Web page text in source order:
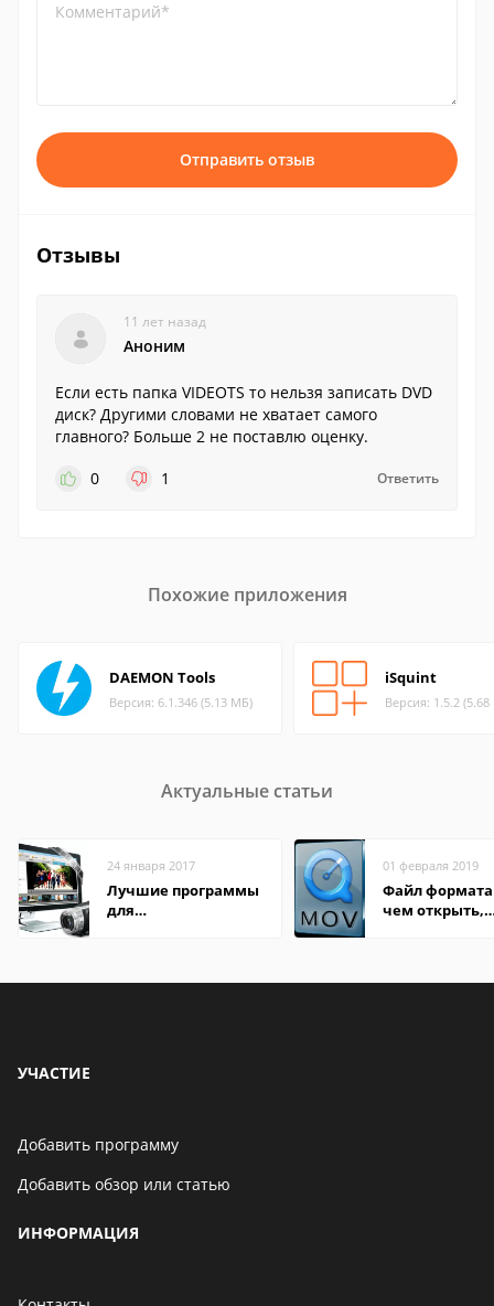
Комментарий*
Отправить отзыв
Отзывы
11 лет назад
Аноним
Если есть папка VIDEOTS то нельзя записать DVD
диск? Другими словами не хватает самого
главного? Больше 2 не поставлю оценку.
0
1 Ответить
Похожие приложения
DAEMON Tools
Версия: 6.1.346 (5.13 МБ)
iSquint
Версия: 1.5.2
Актуальные статьи
24 января 2017
Лучшие программы
для
01 февраля 2019
Файл формата
чем открыть,
УЧАСТИЕ
Добавить программу
Добавить обзор или статью
ИНФОРМАЦИЯ